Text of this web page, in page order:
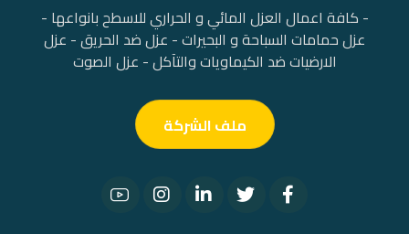
- كافة اعمال العزل المائي و الحراري للاسطح بانواعها -
عزل حمامات السباحة و البحيرات - عزل ضد الحريق - عزل
الارضيات ضد الكيماويات والتآكل - عزل الصوت
ملف الشركة